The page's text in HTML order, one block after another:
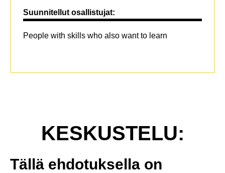
Suunnitellut osallistujat:
People with skills who also want to learn
KESKUSTELU:
Tällä ehdotuksella on